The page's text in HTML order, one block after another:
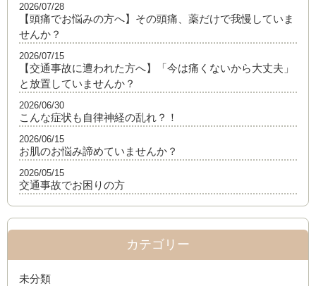
【頭痛でお悩みの方へ】その頭痛、薬だけで我慢していま
せんか？
2026/07/28
【交通事故に遭われた方へ】「今は痛くないから大丈夫」
と放置していませんか？
2026/07/15
こんな症状も自律神経の乱れ？！
2026/06/30
お肌のお悩み諦めていませんか？
2026/06/15
交通事故でお困りの方
2026/05/15
カテゴリー
未分類